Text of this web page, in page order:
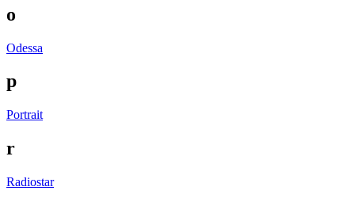
o
Odessa
p
Portrait
r
Radiostar